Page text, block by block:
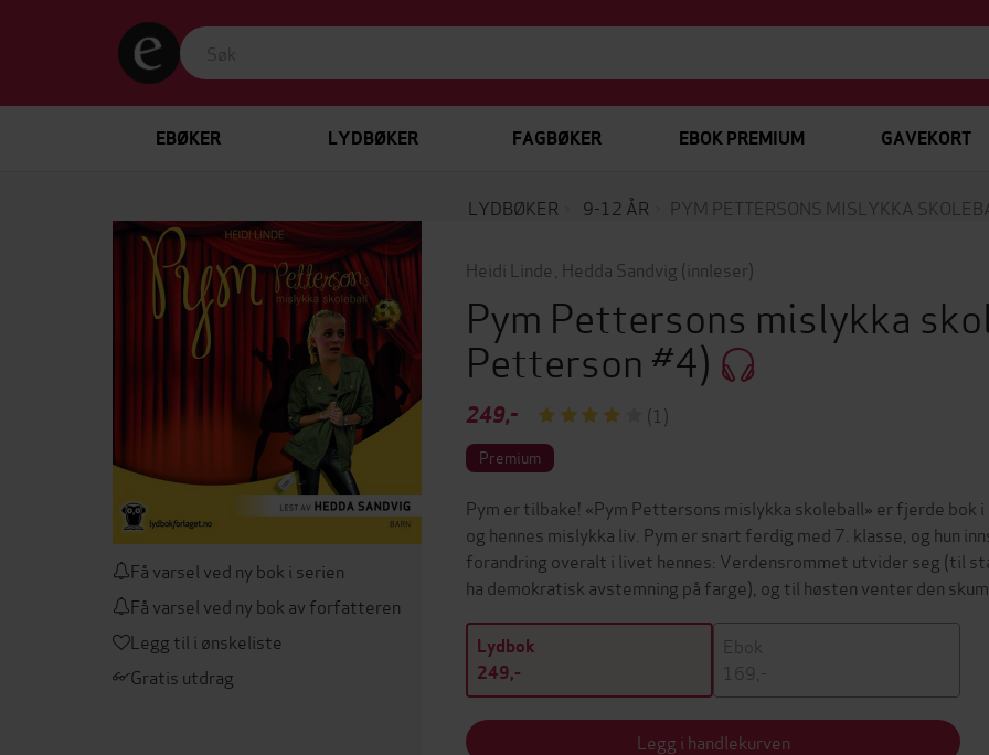
EBØKER LYDBØKER FAGBØKER EBOK PREMIUM GAVEKORT
LYDBØKER 9-12 ÅR PYM PETTERSONS MISLYKKA
Få varsel ved ny bok i serien
Få varsel ved ny bok av forfatteren
Legg til i ønskeliste
Gratis utdrag
Heidi Linde Hedda Sandvig (innleser)
Pym Pettersons mislykka
Petterson #4)
249,- (1)
Premium
Pym er tilbake! «Pym Pettersons mislykka skoleball» er fjerde bok
og hennes mislykka liv. Pym er snart ferdig med 7. klasse, og hun
forandring overalt i livet hennes: Verdensrommet utvider seg (til
ha demokratisk avstemning på farge), og til høsten venter den
Lydbok
249,-
Ebok
169,-
Legg i handlekurven